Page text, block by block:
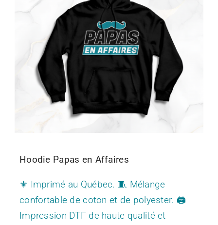
CONTACT
Hoodie Papas en Affaires
⚜️ Imprimé au Québec. 🧵 Mélange
confortable de coton et de polyester. 🖨️
Impression DTF de haute qualité et